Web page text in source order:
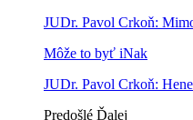
JUDr. Pavol Crkoň:
Môže to byť iNak
JUDr. Pavol Crkoň:
Predošlé Ďalej